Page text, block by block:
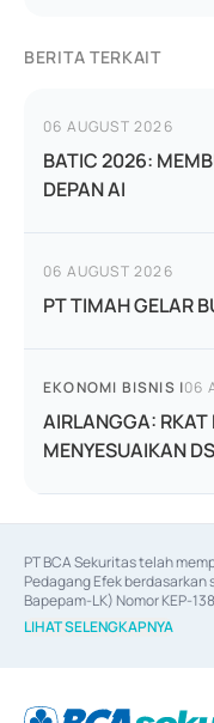
BERITA TERKAIT
06 AUGUST 2026
BATIC 2026:
DEPAN AI
06 AUGUST 2026
PT TIMAH GELAR
EKONOMI BISNIS |06
AIRLANGGA:
MENYESUAIKAN
PT BCA Sekuritas telah
Pedagang Efek
Bapepam-LK) Nomor KEP-
06/D.04/2014 tanggal 28
Efek berdasarkan surat
berdasarkan surat
LIHAT SELENGKAPNYA